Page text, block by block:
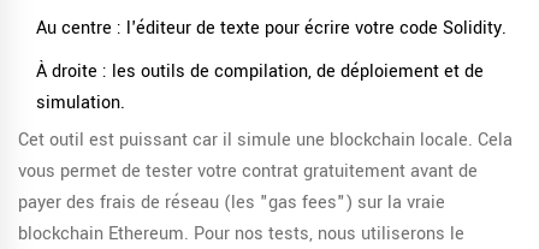
Au centre : l'éditeur de texte pour écrire votre code Solidity.
À droite : les outils de compilation, de déploiement et de
simulation.
Cet outil est puissant car il simule une blockchain locale. Cela
vous permet de tester votre contrat gratuitement avant de
payer des frais de réseau (les "gas fees") sur la vraie
blockchain Ethereum. Pour nos tests, nous utiliserons le